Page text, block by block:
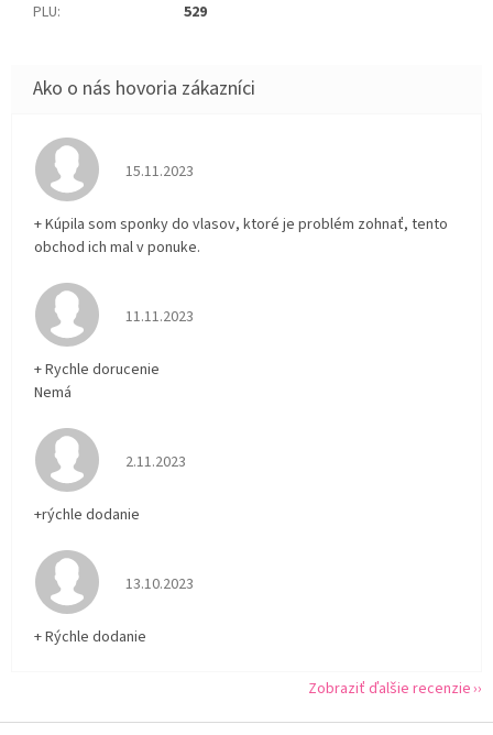
PLU: 529
Hodnotenie obchodu je 5 z 5 hviezdičiek.
15.11.2023
+ Kúpila som sponky do vlasov, ktoré je problém zohnať, tento
obchod ich mal v ponuke.
Hodnotenie obchodu je 5 z 5 hviezdičiek.
11.11.2023
+ Rychle dorucenie
Nemá
Hodnotenie obchodu je 5 z 5 hviezdičiek.
2.11.2023
+rýchle dodanie
Hodnotenie obchodu je 5 z 5 hviezdičiek.
13.10.2023
+ Rýchle dodanie
Zobraziť ďalšie recenzie